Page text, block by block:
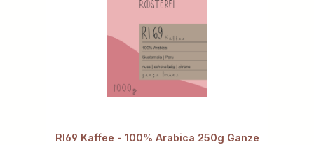
RI69 Kaffee - 100% Arabica 250g Ganze